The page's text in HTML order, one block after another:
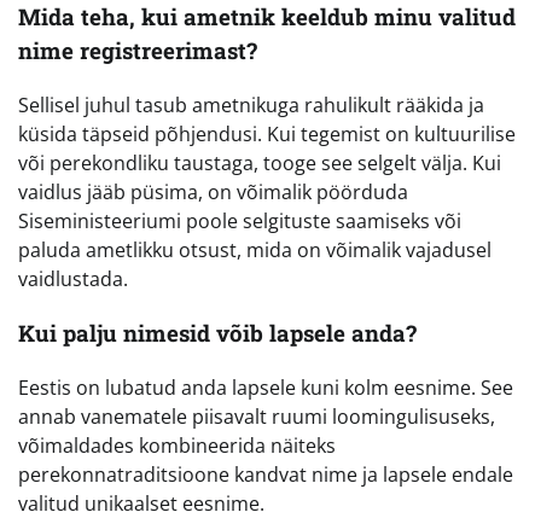
Mida teha, kui ametnik keeldub minu valitud
nime registreerimast?
Sellisel juhul tasub ametnikuga rahulikult rääkida ja
küsida täpseid põhjendusi. Kui tegemist on kultuurilise
või perekondliku taustaga, tooge see selgelt välja. Kui
vaidlus jääb püsima, on võimalik pöörduda
Siseministeeriumi poole selgituste saamiseks või
paluda ametlikku otsust, mida on võimalik vajadusel
vaidlustada.
Kui palju nimesid võib lapsele anda?
Eestis on lubatud anda lapsele kuni kolm eesnime. See
annab vanematele piisavalt ruumi loomingulisuseks,
võimaldades kombineerida näiteks
perekonnatraditsioone kandvat nime ja lapsele endale
valitud unikaalset eesnime.